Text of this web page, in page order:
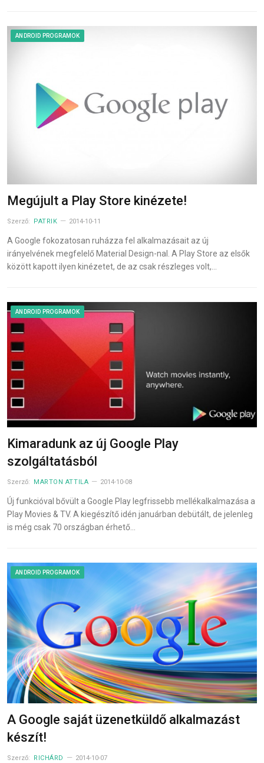
ANDROID PROGRAMOK
Megújult a Play Store kinézete!
Szerző: PATRIK 2014-10-11
A Google fokozatosan ruházza fel alkalmazásait az új
irányelvének megfelelő Material Design-nal. A Play Store az elsők
között kapott ilyen kinézetet, de az csak részleges volt,…
ANDROID PROGRAMOK
Kimaradunk az új Google Play
szolgáltatásból
Szerző: MARTON ATTILA 2014-10-08
Új funkcióval bővült a Google Play legfrissebb mellékalkalmazása a
Play Movies & TV. A kiegészítő idén januárban debütált, de jelenleg
is még csak 70 országban érhető…
ANDROID PROGRAMOK
A Google saját üzenetküldő alkalmazást
készít!
Szerző: RICHÁRD 2014-10-07